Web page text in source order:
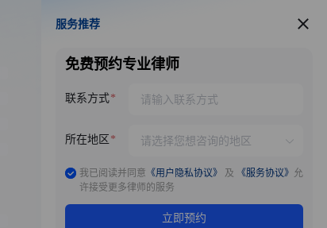
服务推荐
服务推荐
免费预约专业律师
联系方式
所在地区
我已阅读并同意 《用户隐私协议》 及 《服务协议》 允
许接受更多律师的服务
立即预约